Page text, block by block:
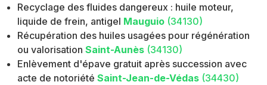
Recyclage des fluides dangereux : huile moteur,
liquide de frein, antigel Mauguio (34130)
Récupération des huiles usagées pour régénération
ou valorisation Saint-Aunès (34130)
Enlèvement d'épave gratuit après succession avec
acte de notoriété Saint-Jean-de-Védas (34430)